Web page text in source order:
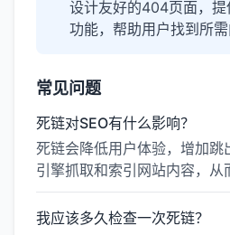
设计友好的404页面，
功能，帮助用户找到所需
常见问题
死链对SEO有什么影响？
死链会降低用户体验，增加跳
引擎抓取和索引网站内容，从
我应该多久检查一次死链？